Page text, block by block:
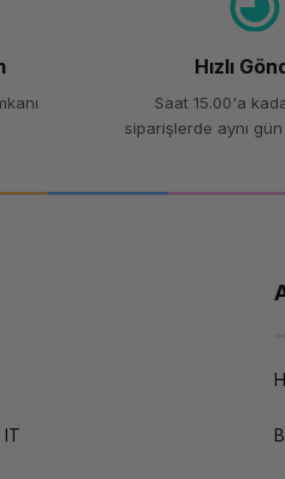
Hızlı
Saat 15.00'a
siparişlerde aynı
IT